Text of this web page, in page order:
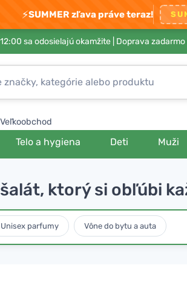
⚡SUMMER zľava práve teraz!
sa odosielajú okamžite | Doprava zadarmo
Veľkoobchod
Telo a hygiena Deti Muži
ktorý si obľúbi
Unisex parfumy Vône do bytu a auta